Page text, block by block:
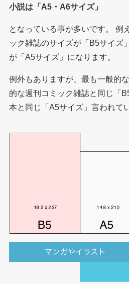
小説は「A5・A6サイズ」
となっている事が多いです。 例
ック雑誌のサイズが「B5サイズ
が「A5サイズ」になります。
例外もありますが、最も一般的
的な週刊コミック雑誌と同じ「
本と同じ「A5サイズ」言われて